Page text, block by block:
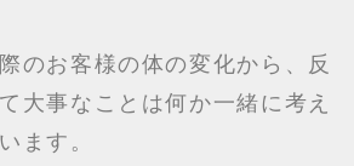
のお客様の体の変化から、反
大事なことは何か一緒に考え
ます。